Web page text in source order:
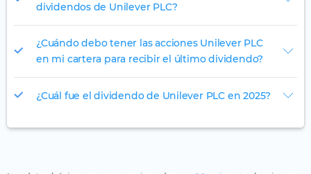
dividendos de Unilever PLC?
¿Cuándo debo tener las acciones Unilever PLC
en mi cartera para recibir el último dividendo?
¿Cuál fue el dividendo de Unilever PLC en 2025?